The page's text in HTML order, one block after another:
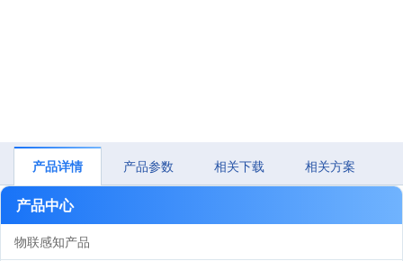
产品详情 产品参数 相关下载 相关方案
产品中心
物联感知产品